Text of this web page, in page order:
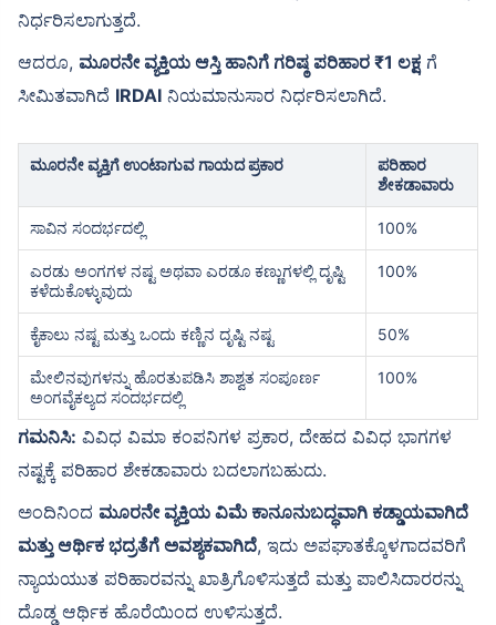
ನಿರ್ಧರಿಸಲಾಗುತ್ತದೆ.
ಆದರೂ, ಮೂರನೇ ವ್ಯಕ್ತಿಯ ಆಸ್ತಿ ಹಾನಿಗೆ ಗರಿಷ್ಠ ಪರಿಹಾರ ₹1 ಲಕ್ಷ ಗೆ
ಸೀಮಿತವಾಗಿದೆ IRDAI ನಿಯಮಾನುಸಾರ ನಿರ್ಧರಿಸಲಾಗಿದೆ.
ಮೂರನೇ ವ್ಯಕ್ತಿಗೆ ಉಂಟಾಗುವ ಗಾಯದ ಪ್ರಕಾರ
ಪರಿಹಾರ
ಶೇಕಡಾವಾರು
ಸಾವಿನ ಸಂದರ್ಭದಲ್ಲಿ 100%
ಎರಡು ಅಂಗಗಳ ನಷ್ಟ ಅಥವಾ ಎರಡೂ ಕಣ್ಣುಗಳಲ್ಲಿ ದೃಷ್ಟಿ
ಕಳೆದುಕೊಳ್ಳುವುದು
100%
ಕೈಕಾಲು ನಷ್ಟ ಮತ್ತು ಒಂದು ಕಣ್ಣಿನ ದೃಷ್ಟಿ ನಷ್ಟ 50%
ಮೇಲಿನವುಗಳನ್ನು ಹೊರತುಪಡಿಸಿ ಶಾಶ್ವತ ಸಂಪೂರ್ಣ
ಅಂಗವೈಕಲ್ಯದ ಸಂದರ್ಭದಲ್ಲಿ
100%
ಗಮನಿಸಿ: ವಿವಿಧ ವಿಮಾ ಕಂಪನಿಗಳ ಪ್ರಕಾರ, ದೇಹದ ವಿವಿಧ ಭಾಗಗಳ
ನಷ್ಟಕ್ಕೆ ಪರಿಹಾರ ಶೇಕಡಾವಾರು ಬದಲಾಗಬಹುದು.
ಅಂದಿನಿಂದ ಮೂರನೇ ವ್ಯಕ್ತಿಯ ವಿಮೆ ಕಾನೂನುಬದ್ಧವಾಗಿ ಕಡ್ಡಾಯವಾಗಿದೆ
ಮತ್ತು ಆರ್ಥಿಕ ಭದ್ರತೆಗೆ ಅವಶ್ಯಕವಾಗಿದೆ, ಇದು ಅಪಘಾತಕ್ಕೊಳಗಾದವರಿಗೆ
ನ್ಯಾಯಯುತ ಪರಿಹಾರವನ್ನು ಖಾತ್ರಿಗೊಳಿಸುತ್ತದೆ ಮತ್ತು ಪಾಲಿಸಿದಾರರನ್ನು
ದೊಡ್ಡ ಆರ್ಥಿಕ ಹೊರೆಯಿಂದ ಉಳಿಸುತ್ತದೆ.